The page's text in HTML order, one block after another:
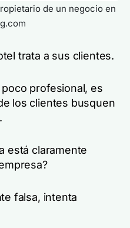
de un negocio en
trata a sus clientes.
profesional, es
los clientes busquen
está claramente
falsa, intenta